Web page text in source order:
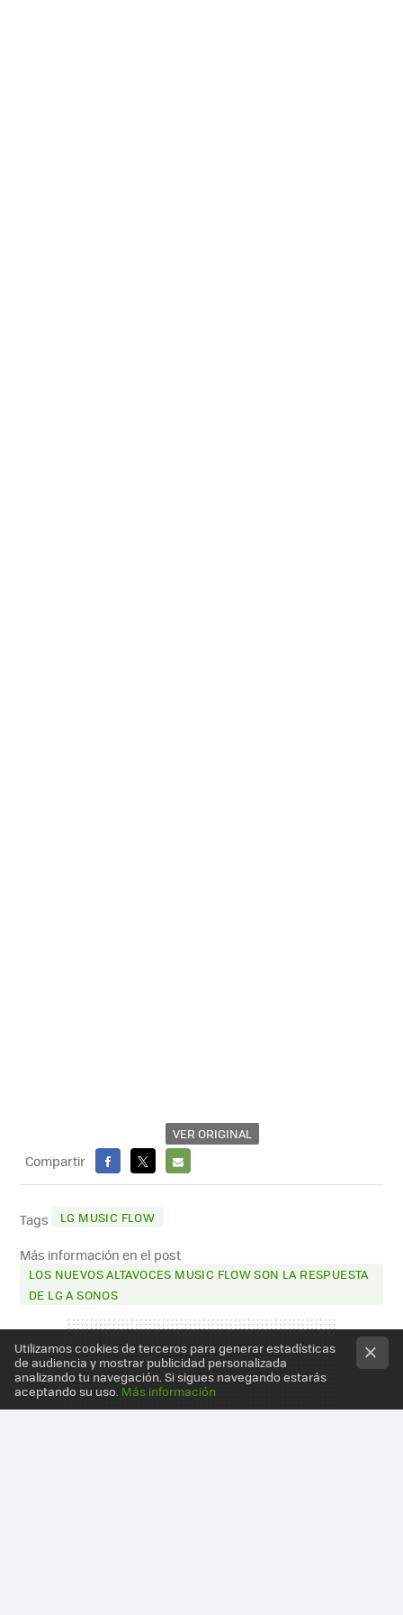
VER ORIGINAL
Compartir
FACEBOOK
X
E-
Tags LG MUSIC FLOW
Más información en el post
LOS NUEVOS ALTAVOCES MUSIC FLOW SON LA RESPUESTA
DE LG A SONOS
Utilizamos cookies de terceros para generar estadísticas
de audiencia y mostrar publicidad personalizada
analizando tu navegación. Si sigues navegando estarás
aceptando su uso. Más información